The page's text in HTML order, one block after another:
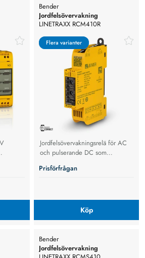
Flera varianter
Flera varianter
Bender
Jordfelsövervakning
LINETRAXX RCM410R
Jordfelsövervakningsrelä för AC
och pulserande DC som
justerbara larmnivåer och
Prisförfrågan
Köp
Bender
Jordfelsövervakning